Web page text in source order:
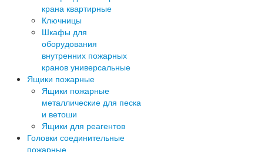
крана квартирные
Ключницы
Шкафы для
оборудования
внутренних пожарных
кранов универсальные
Ящики пожарные
Ящики пожарные
металлические для песка
и ветоши
Ящики для реагентов
Головки соединительные
пожарные